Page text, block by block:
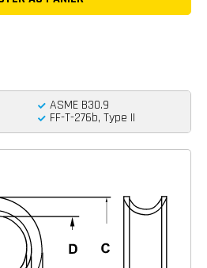
ASME B30.9
FF-T-276b, Type II